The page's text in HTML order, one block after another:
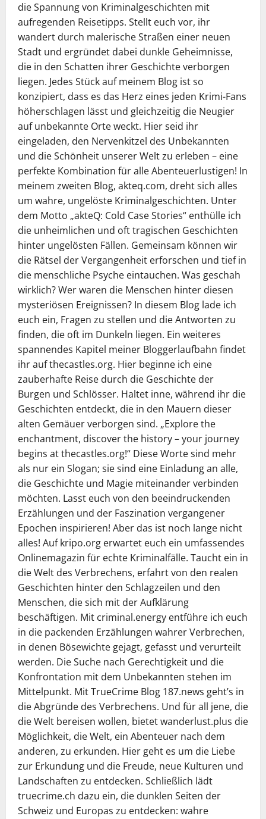
die Spannung von Kriminalgeschichten mit
aufregenden Reisetipps. Stellt euch vor, ihr
wandert durch malerische Straßen einer neuen
Stadt und ergründet dabei dunkle Geheimnisse,
die in den Schatten ihrer Geschichte verborgen
liegen. Jedes Stück auf meinem Blog ist so
konzipiert, dass es das Herz eines jeden Krimi-Fans
höherschlagen lässt und gleichzeitig die Neugier
auf unbekannte Orte weckt. Hier seid ihr
eingeladen, den Nervenkitzel des Unbekannten
und die Schönheit unserer Welt zu erleben – eine
perfekte Kombination für alle Abenteuerlustigen! In
meinem zweiten Blog, akteq.com, dreht sich alles
um wahre, ungelöste Kriminalgeschichten. Unter
dem Motto „akteQ: Cold Case Stories“ enthülle ich
die unheimlichen und oft tragischen Geschichten
hinter ungelösten Fällen. Gemeinsam können wir
die Rätsel der Vergangenheit erforschen und tief in
die menschliche Psyche eintauchen. Was geschah
wirklich? Wer waren die Menschen hinter diesen
mysteriösen Ereignissen? In diesem Blog lade ich
euch ein, Fragen zu stellen und die Antworten zu
finden, die oft im Dunkeln liegen. Ein weiteres
spannendes Kapitel meiner Bloggerlaufbahn findet
ihr auf thecastles.org. Hier beginne ich eine
zauberhafte Reise durch die Geschichte der
Burgen und Schlösser. Haltet inne, während ihr die
Geschichten entdeckt, die in den Mauern dieser
alten Gemäuer verborgen sind. „Explore the
enchantment, discover the history – your journey
begins at thecastles.org!“ Diese Worte sind mehr
als nur ein Slogan; sie sind eine Einladung an alle,
die Geschichte und Magie miteinander verbinden
möchten. Lasst euch von den beeindruckenden
Erzählungen und der Faszination vergangener
Epochen inspirieren! Aber das ist noch lange nicht
alles! Auf kripo.org erwartet euch ein umfassendes
Onlinemagazin für echte Kriminalfälle. Taucht ein in
die Welt des Verbrechens, erfahrt von den realen
Geschichten hinter den Schlagzeilen und den
Menschen, die sich mit der Aufklärung
beschäftigen. Mit criminal.energy entführe ich euch
in die packenden Erzählungen wahrer Verbrechen,
in denen Bösewichte gejagt, gefasst und verurteilt
werden. Die Suche nach Gerechtigkeit und die
Konfrontation mit dem Unbekannten stehen im
Mittelpunkt. Mit TrueCrime Blog 187.news geht’s in
die Abgründe des Verbrechens. Und für all jene, die
die Welt bereisen wollen, bietet wanderlust.plus die
Möglichkeit, die Welt, ein Abenteuer nach dem
anderen, zu erkunden. Hier geht es um die Liebe
zur Erkundung und die Freude, neue Kulturen und
Landschaften zu entdecken. Schließlich lädt
truecrime.ch dazu ein, die dunklen Seiten der
Schweiz und Europas zu entdecken: wahre